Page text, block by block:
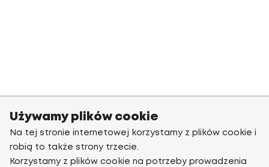
Używamy plików cookie
Na tej stronie internetowej korzystamy z plików cookie i
robią to także strony trzecie.
Korzystamy z plików cookie na potrzeby prowadzenia